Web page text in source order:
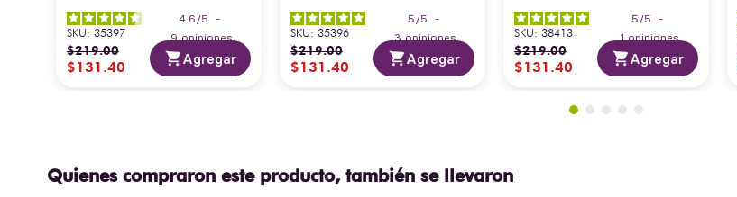
4.6 /5
-
9 opiniones
SKU: 35397
$219.00
$131 .40 Agregar
5 /5
-
3 opiniones
SKU: 35396
$219.00
$131 .40 Agregar
5 /5
-
1 opiniones
SKU: 38413
$219.00
$131 .40 Agregar
Quienes compraron este producto, también se llevaron